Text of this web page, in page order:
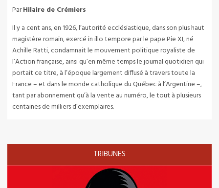
ParHilaire de Crémiers
Il y a cent ans, en 1926, l’autorité ecclésiastique, dans son plus haut
magistère romain, exercé in illo tempore par le pape Pie XI, né
Achille Ratti, condamnait le mouvement politique royaliste de
l’Action française, ainsi qu’en même temps le journal quotidien qui
portait ce titre, à l’époque largement diffusé à travers toute la
France – et dans le monde catholique du Québec à l’Argentine –,
tant par abonnement qu’à la vente au numéro, le tout à plusieurs
centaines de milliers d’exemplaires.
TRIBUNES